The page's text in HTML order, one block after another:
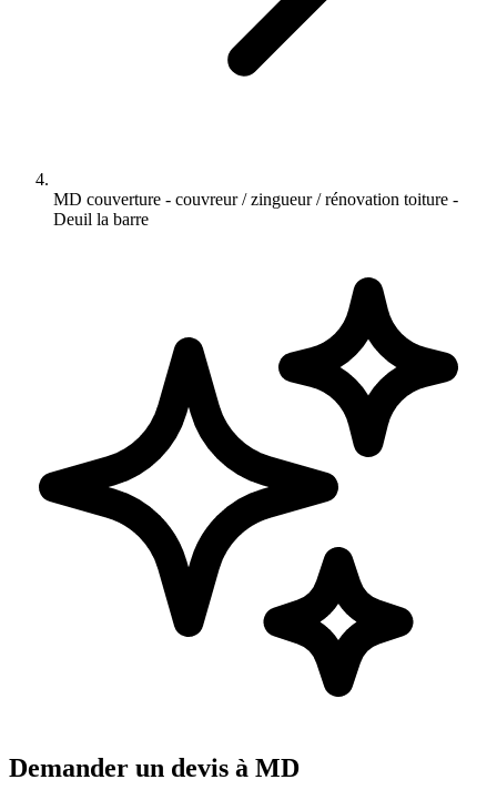
MD couverture - couvreur / zingueur / rénovation toiture -
Deuil la barre
Demander un devis à MD